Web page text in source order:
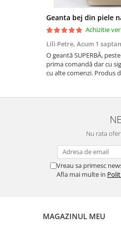
Geanta bej din piele
Achizitie
Lili Petre, Acum 1
O geantă SUPERBĂ,
prima comandă dar cu
cu alte comenzi. Produs
SOFILINE!!!
Nu rata
Vreau sa primesc
Afla mai multe in
MAGAZINUL MEU